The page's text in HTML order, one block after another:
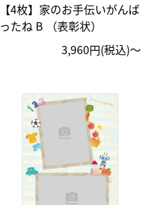
【4枚】家のお手伝いがんば
ったね B （表彰状）
3,960円(税込)〜